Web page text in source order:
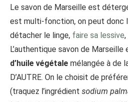
Le savon de Marseille est
est multi-fonction, on peut donc
détacher le linge, faire sa lessive
L’authentique savon de
d’huile végétale mélangée à de
D’AUTRE. On le choisit de
(traquez l’ingrédient sodium